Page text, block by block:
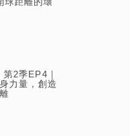
2季EP4｜
力量，創造